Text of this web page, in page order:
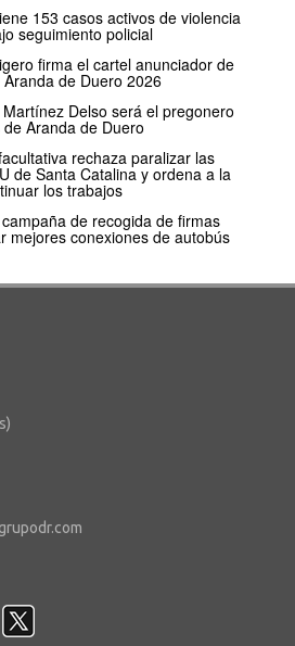
153 casos activos de violencia
seguimiento policial
firma el cartel anunciador de
de Duero 2026
Delso será el pregonero
Aranda de Duero
rechaza paralizar las
de Santa Catalina y ordena a la
los trabajos
de recogida de firmas
mejores conexiones de autobús